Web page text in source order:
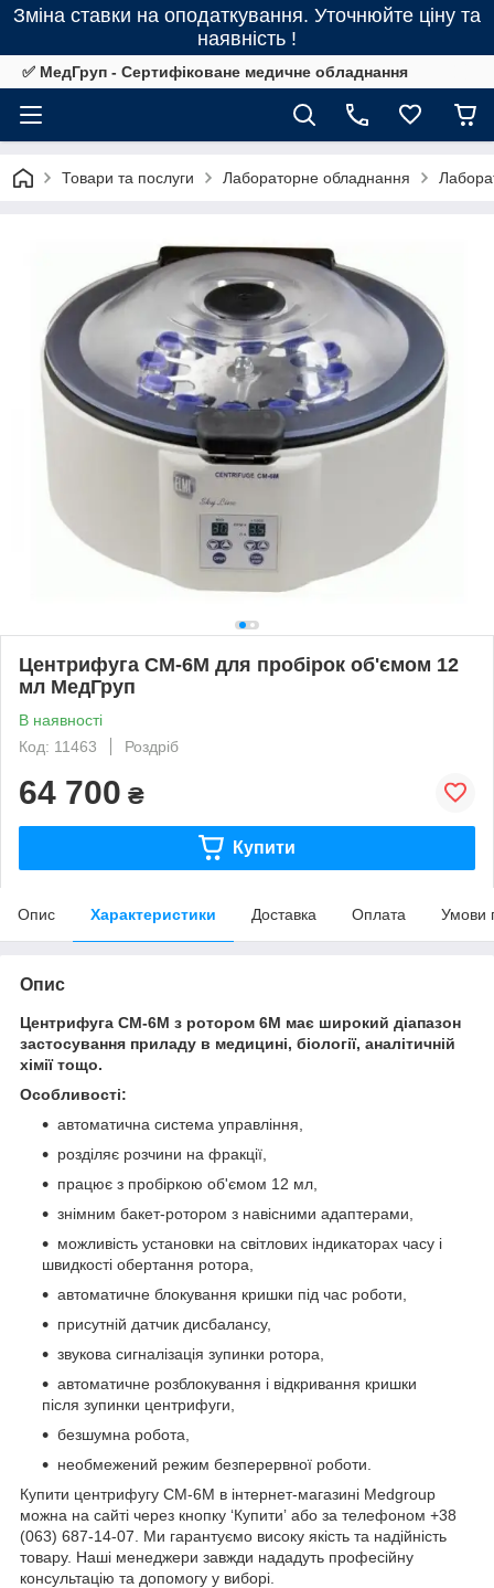
Зміна ставки на оподаткування. Уточнюйте ціну та
наявність !
✅ МедГруп - Сертифіковане медичне обладнання
Товари та послуги Лабораторне обладнання
Центрифуга CM-6M для пробірок об'ємом 12
мл МедГруп
В наявності
Код: 11463
Роздріб
64 700 ₴
Купити
Опис Характеристики Доставка Оплата Умови
Опис
Центрифуга CM-6M з ротором 6М має широкий діапазон
застосування приладу в медицині, біології, аналітичній
хімії тощо.
Особливості:
автоматична система управління,
розділяє розчини на фракції,
працює з пробіркою об'ємом 12 мл,
знімним бакет-ротором з навісними адаптерами,
можливість установки на світлових індикаторах часу і
швидкості обертання ротора,
автоматичне блокування кришки під час роботи,
присутній датчик дисбалансу,
звукова сигналізація зупинки ротора,
автоматичне розблокування і відкривання кришки
після зупинки центрифуги,
безшумна робота,
необмежений режим безперервної роботи.
Купити центрифугу CM-6M в інтернет-магазині Medgroup
можна на сайті через кнопку ‘Купитиʼ або за телефоном +38
(063) 687-14-07. Ми гарантуємо високу якість та надійність
товару. Наші менеджери завжди нададуть професійну
консультацію та допомогу у виборі.